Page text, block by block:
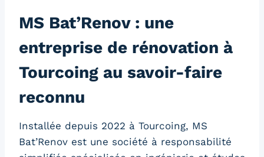
MS Bat’Renov : une
entreprise de rénovation à
Tourcoing au savoir-faire
reconnu
Installée depuis 2022 à Tourcoing, MS
Bat’Renov est une société à responsabilité